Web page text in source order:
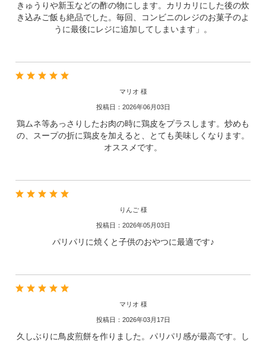
きゅうりや新玉などの酢の物にします。カリカリにした後の炊
き込みご飯も絶品でした。毎回、コンビニのレジのお菓子のよ
うに最後にレジに追加してしまいます」。
マリオ 様
投稿日：2026年06月03日
鶏ムネ等あっさりしたお肉の時に鶏皮をプラスします。炒めも
の、スープの折に鶏皮を加えると、とても美味しくなります。
オススメです。
りんご 様
投稿日：2026年05月03日
パリパリに焼くと子供のおやつに最適です♪
マリオ 様
投稿日：2026年03月17日
久しぶりに鳥皮煎餅を作りました。パリパリ感が最高です。し